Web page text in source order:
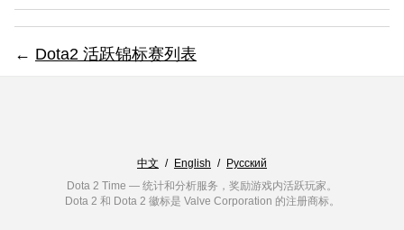
← Dota2 活跃锦标赛列表
中文 / English / Русский
Dota 2 Time — 统计和分析服务，奖励游戏内活跃玩家。
Dota 2 和 Dota 2 徽标是 Valve Corporation 的注册商标。